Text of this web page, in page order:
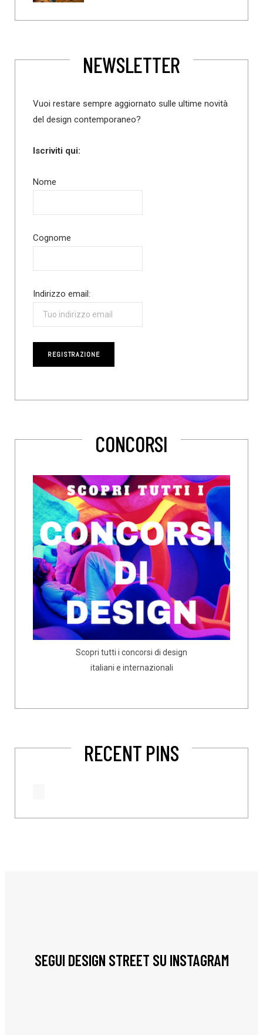
NEWSLETTER
Vuoi restare sempre aggiornato sulle ultime novità
del design contemporaneo?
Iscriviti qui:
Nome
Cognome
Indirizzo email:
CONCORSI
Scopri tutti i concorsi di design
italiani e internazionali
RECENT PINS
SEGUI DESIGN STREET SU INSTAGRAM